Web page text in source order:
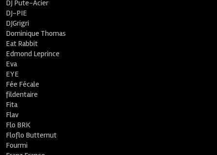
DJ Pute-Acier
DJ-PIE
DJGrigri
Dominique Thomas
Eat Rabbit
Edmond Leprince
Eva
EYE
Fée Fécale
fildentaire
Fita
Flav
Flo BRK
Floflo Butternut
Fourmi